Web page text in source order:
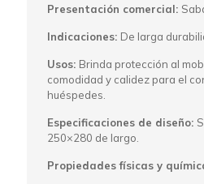
Presentación comercial:
Indicaciones: De larga
Usos: Brinda protección al
comodidad y calidez para el
huéspedes.
Especificaciones de diseño:
250×280 de largo.
Propiedades físicas y